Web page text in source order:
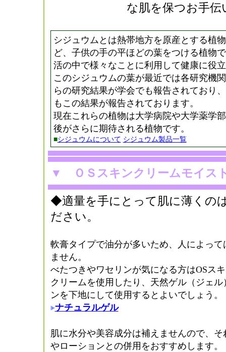
な肌を保つお手伝
シジュウムとは熱帯地方を原産とする植
ど、子供の手の平ほどの葉をつける植物
活の中で様々なことに利用して健康に役
このシジュウムの葉が最近では各研究機
らの研究結果が学会でも報告されており
もこの結果が報告されております。
現在これらの植物は大学病院や大学薬学
後がさらに期待される植物です。
■シジュウムについて シジュウム製品一覧
▼ ＯＳスキンクリームモイ
◆適量を手にとって肌に薄くの
ださい。
軟膏タイプで油分が多いため、人によっ
ません。
べたつきやワセリンが気になる方はOSス
クリームを使用したり、天然ゲル（ジェ
ンを下地にして使用するとよいでしょう。
ナチュラルゲル
肌に水分や美容成分は補えませんので、
やローションとの併用をおすすめします。